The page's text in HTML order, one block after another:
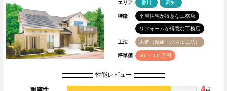
エリア 香川 高知
特徴 平屋住宅が得意な工務店
リフォームが得意な工務店
工法 木造（軸組・パネル工法）
坪単価 50 ～ 60 万円
性能レビュー